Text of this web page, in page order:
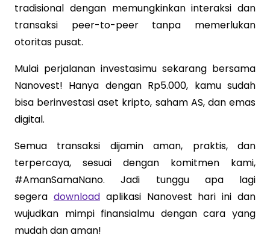
tradisional dengan memungkinkan interaksi dan
transaksi peer-to-peer tanpa memerlukan
otoritas pusat.
Mulai perjalanan investasimu sekarang bersama
Nanovest! Hanya dengan Rp5.000, kamu sudah
bisa berinvestasi aset kripto, saham AS, dan emas
digital.
Semua transaksi dijamin aman, praktis, dan
terpercaya, sesuai dengan komitmen kami,
#AmanSamaNano. Jadi tunggu apa lagi
segera downloadaplikasi Nanovest hari ini dan
wujudkan mimpi finansialmu dengan cara yang
mudah dan aman!